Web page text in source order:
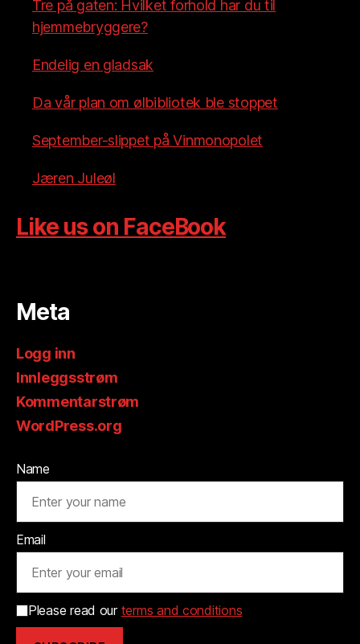
Tre på gaten: Hvilket forhold har du til
hjemmebryggere?
Endelig en gladsak
Da vår plan om ølbibliotek ble stoppet
September-slippet på Vinmonopolet
Jæren Juleøl
Like us on FaceBook
Meta
Logg inn
Innleggsstrøm
Kommentarstrøm
WordPress.org
Name
Email
Please read our terms and conditions